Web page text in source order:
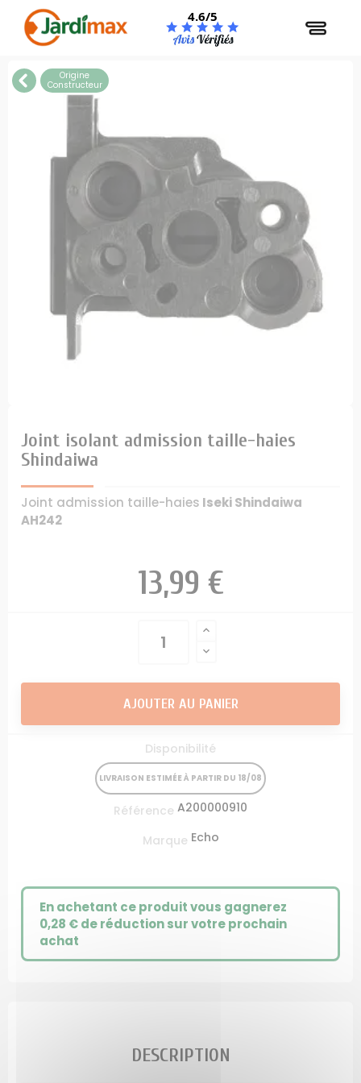
4.6/5
Origine
Constructeur
Joint isolant admission taille-haies
Shindaiwa
Joint admission taille-haies Iseki Shindaiwa
AH242
13,99 €
AJOUTER AU PANIER
Disponibilité
LIVRAISON ESTIMÉE À PARTIR DU 18/08
Référence A200000910
Marque Echo
En achetant ce produit vous gagnerez
0,28 €de réduction sur votre prochain
achat
DESCRIPTION
Panneau de gestion des cookies